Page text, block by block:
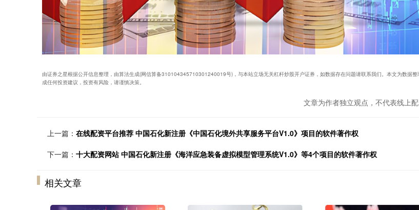
由证券之星根据公开信息整理，由算法生成(网信算备310104345710301240019号)，与本站立场无关杠杆炒股开户证券，如数据存在问题请联系我们。本文为数据整
成任何投资建议，投资有风险，请谨慎决策。
文章为作者独立观点，不代表线上
上一篇： 在线配资平台推荐 中国石化新注册《中国石化境外共享服务平台V1.0》项目的软件著作权
下一篇： 十大配资网站 中国石化新注册《海洋应急装备虚拟模型管理系统V1.0》等4个项目的软件著作权
相关文章